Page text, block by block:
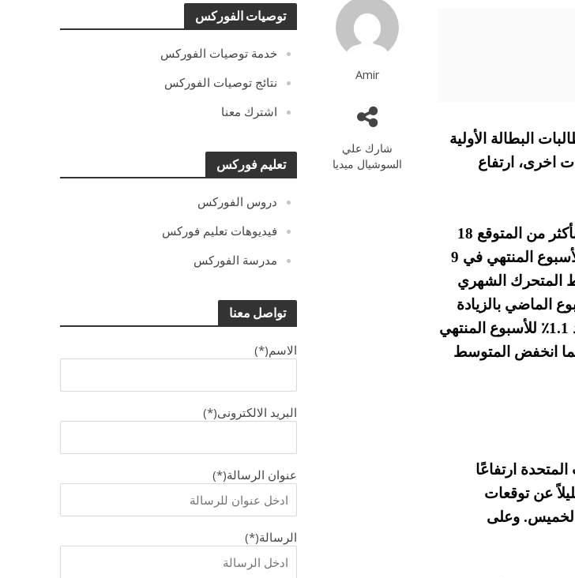
توصيات الفوركس
خدمة توصيات الفوركس
نتائج توصيات الفوركس
اشترك معنا
تعليم فوركس
دروس الفوركس
فيديوهات تعليم فوركس
مدرسة الفوركس
تواصل معنا
الاسم(*)
البريد الالكترونى(*)
عنوان الرسالة(*)
الرسالة(*)
Amir
شارك علي
السوشيال ميديا
مطالبات البطالة الأولية
كما اظهرت بيانات اخرى، ارتفاع
في التفاصيل ارتفعت طلبات إعانة البطالة الأولية في الولايات المتحدة بأكثر من المتوقع 18
ألفًا مقارنة بالمستوى المعدل للأسبوع السابق لتصل إلى 185 ألفًا في الأسبوع المنتهي في 9
​​المتحرك الشهري
​​الأسبوع الماضي بالزيادة
ظل معدل البطالة المؤمن عليه دون تغيير عند 1.1٪ للأسبوع المنتهي
مع انخفاض الرقم المتقدم بمقدار 48000 إلى 1.475.000. كما انخفض المتوسط
ارتفاعًا
يقل قليلاً عن توقعات
الخميس. وعلى